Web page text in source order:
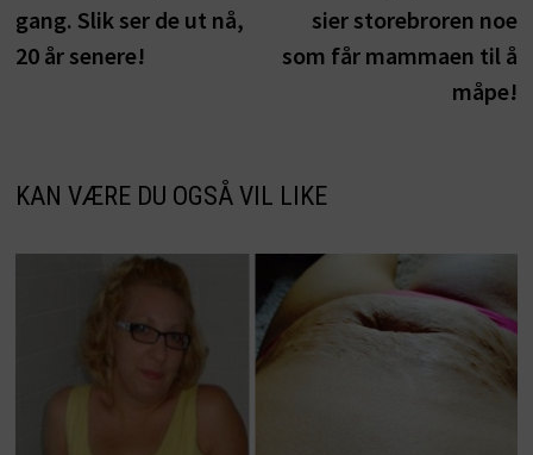
gang. Slik ser de ut nå,
20 år senere!
sier storebroren noe
som får mammaen til å
måpe!
KAN VÆRE DU OGSÅ VIL LIKE